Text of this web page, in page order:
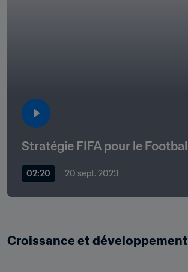
02:20 20 sept. 2023
Croissance et développement